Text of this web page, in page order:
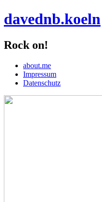
davednb.koeln
Rock on!
about.me
Impressum
Datenschutz